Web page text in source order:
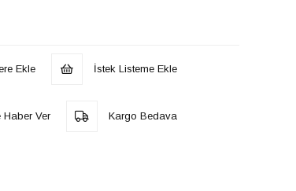
Ekle İstek Listeme Ekle
Haber Ver Kargo Bedava